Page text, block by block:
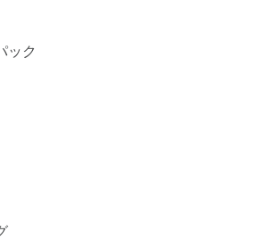
ック